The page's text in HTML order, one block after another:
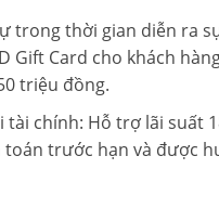
trong thời gian diễn ra
Gift Card cho khách
triệu đồng.
tài chính: Hỗ trợ lãi suất
trước hạn và được